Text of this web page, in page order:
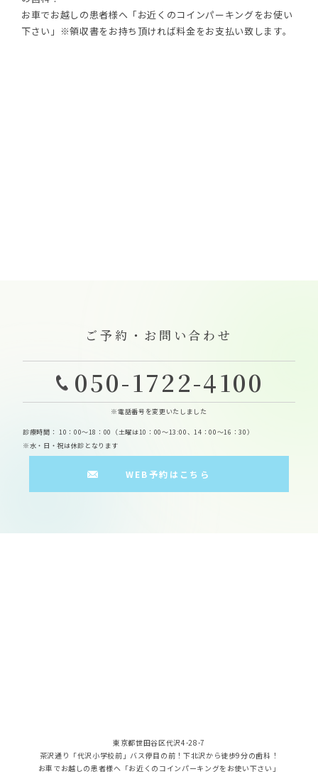
お車でお越しの患者様へ「お近くのコインパーキングをお使い
下さい」※領収書をお持ち頂ければ料金をお支払い致します。
ご予約・お問い合わせ
050-1722-4100
※電話番号を変更いたしました
診療時間： 10：00～18：00（土曜は10：00～13:00、14：00～16：30）
※水・日・祝は休診となります
WEB予約はこちら
東京都世田谷区代沢4-28-7
茶沢通り「代沢小学校前」バス停目の前！下北沢から徒歩9分の歯科！
お車でお越しの患者様へ「お近くのコインパーキングをお使い下さい」